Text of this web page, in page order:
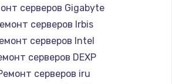
серверов Gigabyte
серверов Irbis
серверов Intel
серверов DEXP
серверов iru